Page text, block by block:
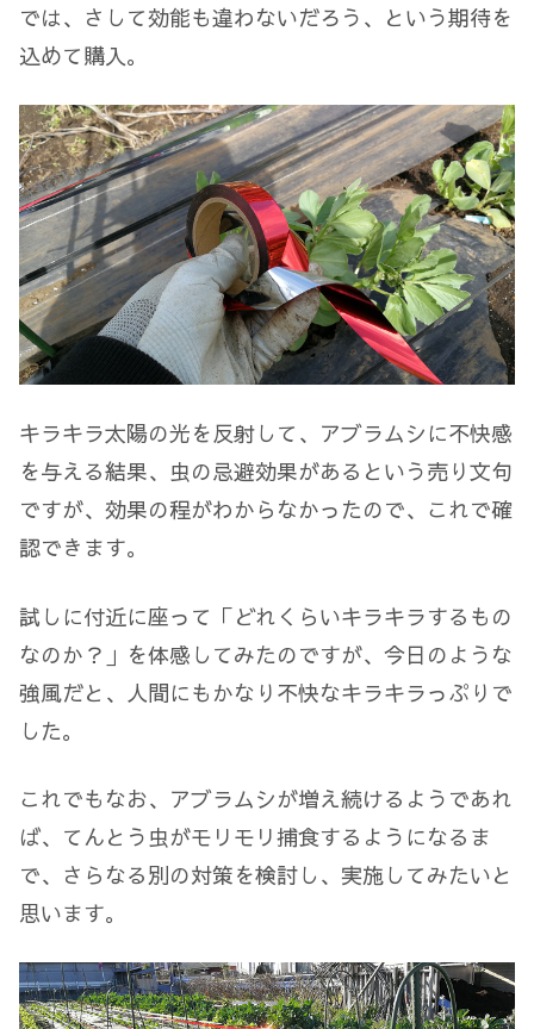
では、さして効能も違わないだろう、という期待を
込めて購入。
キラキラ太陽の光を反射して、アブラムシに不快感
を与える結果、虫の忌避効果があるという売り文句
ですが、効果の程がわからなかったので、これで確
認できます。
試しに付近に座って「どれくらいキラキラするもの
なのか？」を体感してみたのですが、今日のような
強風だと、人間にもかなり不快なキラキラっぷりで
した。
これでもなお、アブラムシが増え続けるようであれ
ば、てんとう虫がモリモリ捕食するようになるま
で、さらなる別の対策を検討し、実施してみたいと
思います。